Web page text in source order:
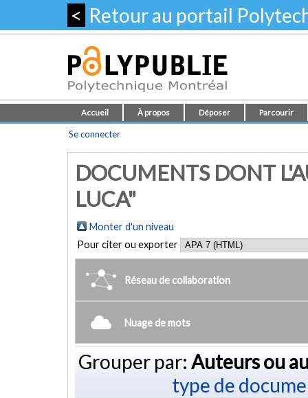
< Retour au portail
Accueil À propos Déposer Parcourir
Se connecter
DOCUMENTS DONT
LUCA"
Monter d'un niveau
Pour citer ou exporter
Réseau de collaboration
Nuage de mots
Grouper par: Auteurs ou
type de